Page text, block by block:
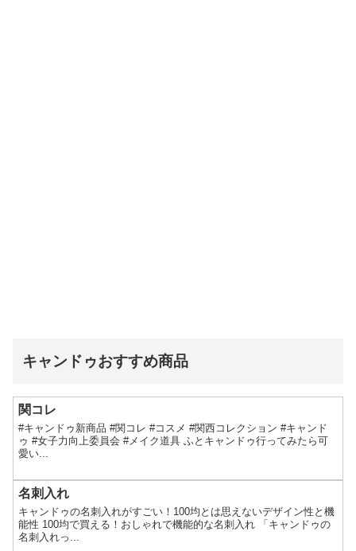
キャンドゥおすすめ商品
関コレ
#キャンドゥ新商品 #関コレ #コスメ #関西コレクション #キャンド
ゥ #女子力向上委員会 #メイク道具 ふとキャンドゥ行ってみたら可
愛い...
名刺入れ
キャンドゥの名刺入れがすごい！100均とは思えないデザイン性と機
能性 100均で買える！おしゃれで機能的な名刺入れ 「キャンドゥの
名刺入れっ...